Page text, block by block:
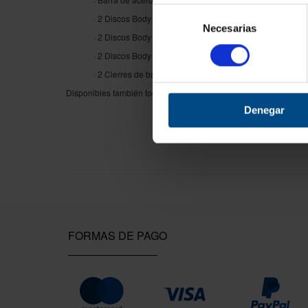
consentimiento
Necesarias
Denegar
· 2 Discos Body Pump de 1,25 kg.
· 2 Discos Body Pump de 2,5 kg.
· 2 Discos Body Pump de 5 kg.
· 2 Cierres de barra.
Disponibles también todos los elementos individualmente:barra
FORMAS DE PAGO